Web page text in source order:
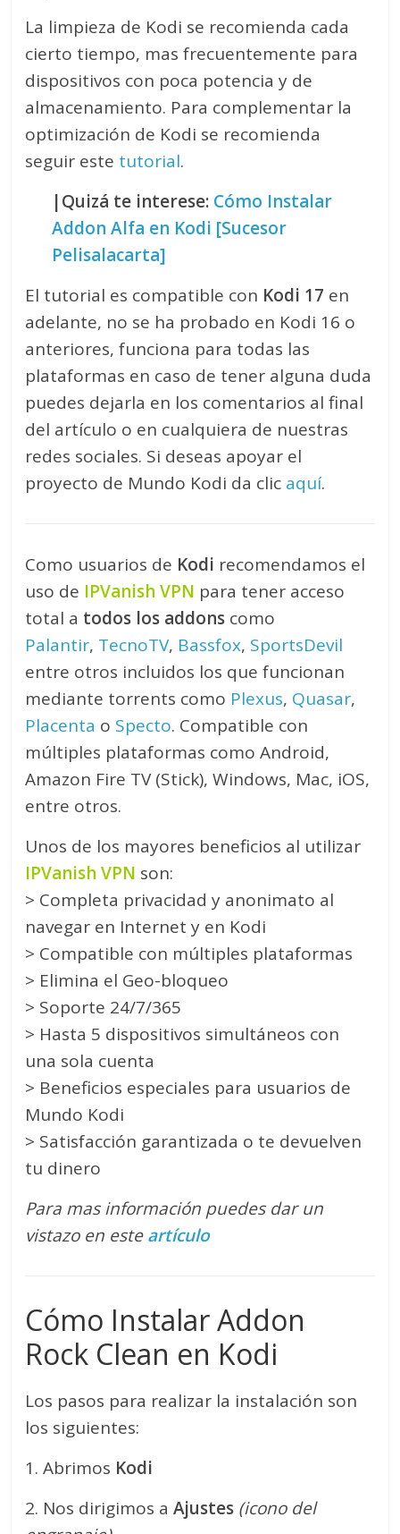
La limpieza de Kodi se recomienda cada
cierto tiempo, mas frecuentemente para
dispositivos con poca potencia y de
almacenamiento. Para complementar la
optimización de Kodi se recomienda
seguir este tutorial.
|Quizá te interese: Cómo Instalar
Addon Alfa en Kodi [Sucesor
Pelisalacarta]
El tutorial es compatible con Kodi 17 en
adelante, no se ha probado en Kodi 16 o
anteriores, funciona para todas las
plataformas en caso de tener alguna duda
puedes dejarla en los comentarios al final
del artículo o en cualquiera de nuestras
redes sociales. Si deseas apoyar el
proyecto de Mundo Kodi da clic aquí.
Como usuarios de Kodi recomendamos el
uso de IPVanish VPN para tener acceso
total a todos los addons como
Palantir, TecnoTV, Bassfox, SportsDevil
entre otros incluidos los que funcionan
mediante torrents como Plexus, Quasar,
Placenta o Specto. Compatible con
múltiples plataformas como Android,
Amazon Fire TV (Stick), Windows, Mac, iOS,
entre otros.
Unos de los mayores beneficios al utilizar
IPVanish VPN son:
> Completa privacidad y anonimato al
navegar en Internet y en Kodi
> Compatible con múltiples plataformas
> Elimina el Geo-bloqueo
> Soporte 24/7/365
> Hasta 5 dispositivos simultáneos con
una sola cuenta
> Beneficios especiales para usuarios de
Mundo Kodi
> Satisfacción garantizada o te devuelven
tu dinero
Para mas información puedes dar un
vistazo en esteartículo
Cómo Instalar Addon
Rock Clean en Kodi
Los pasos para realizar la instalación son
los siguientes:
1. Abrimos Kodi
2. Nos dirigimos aAjustes (icono del